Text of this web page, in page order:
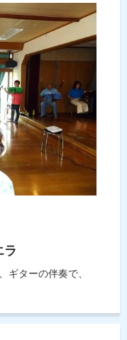
ラ
の伴奏で、